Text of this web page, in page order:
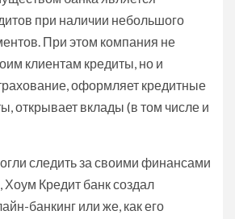
при наличии небольшого
При этом компания не
клиентам кредиты, но и
оформляет кредитные
открывает вклады (в том числе и
следить за своими финансами
Кредит банк создал
банкинг или же, как его